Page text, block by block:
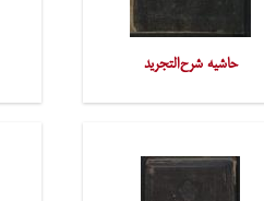
حاشیه شرح‌التجرید